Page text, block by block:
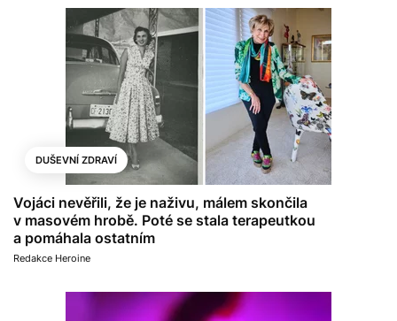
DUŠEVNÍ ZDRAVÍ
Vojáci nevěřili, že je naživu, málem skončila
v masovém hrobě. Poté se stala terapeutkou
a pomáhala ostatním
Redakce Heroine